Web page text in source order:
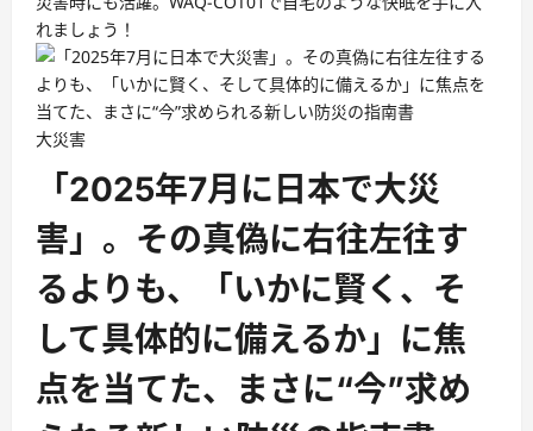
れましょう！
大災害
「2025年7月に日本で大災
害」。その真偽に右往左往す
るよりも、「いかに賢く、そ
して具体的に備えるか」に焦
点を当てた、まさに“今”求め